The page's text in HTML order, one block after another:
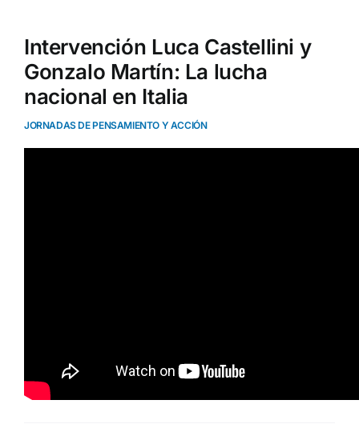
Intervención Luca Castellini y
Gonzalo Martín: La lucha
nacional en Italia
JORNADAS DE PENSAMIENTO Y ACCIÓN